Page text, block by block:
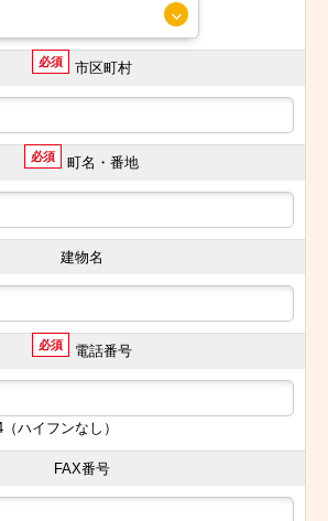
必須 市区町村
必須 町名・番地
建物名
必須 電話番号
ハイフンなし）
FAX番号